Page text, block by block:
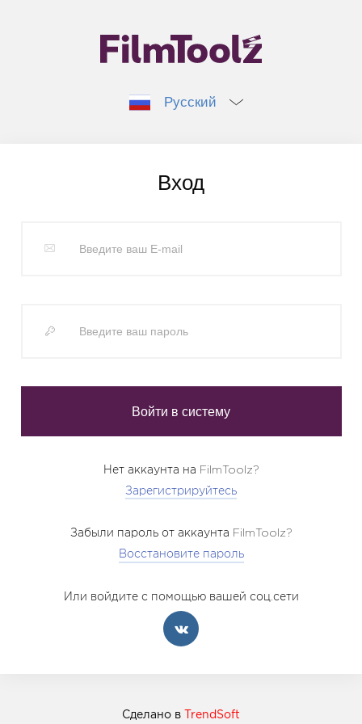
Русский
Вход
Нет аккаунта на FilmToolz?
Зарегистрируйтесь
Забыли пароль от аккаунта FilmToolz?
Восстановите пароль
Или войдите с помощью вашей соц.сети
Сделано в TrendSoft